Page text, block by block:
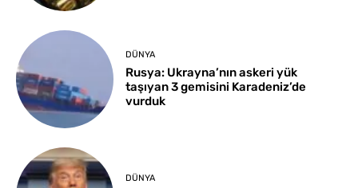
DÜNYA
Rusya: Ukrayna’nın askeri yük
taşıyan 3 gemisini Karadeniz’de
vurduk
DÜNYA